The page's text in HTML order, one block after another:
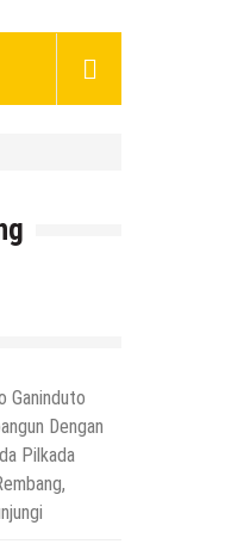
Ganinduto
Dengan
Pilkada